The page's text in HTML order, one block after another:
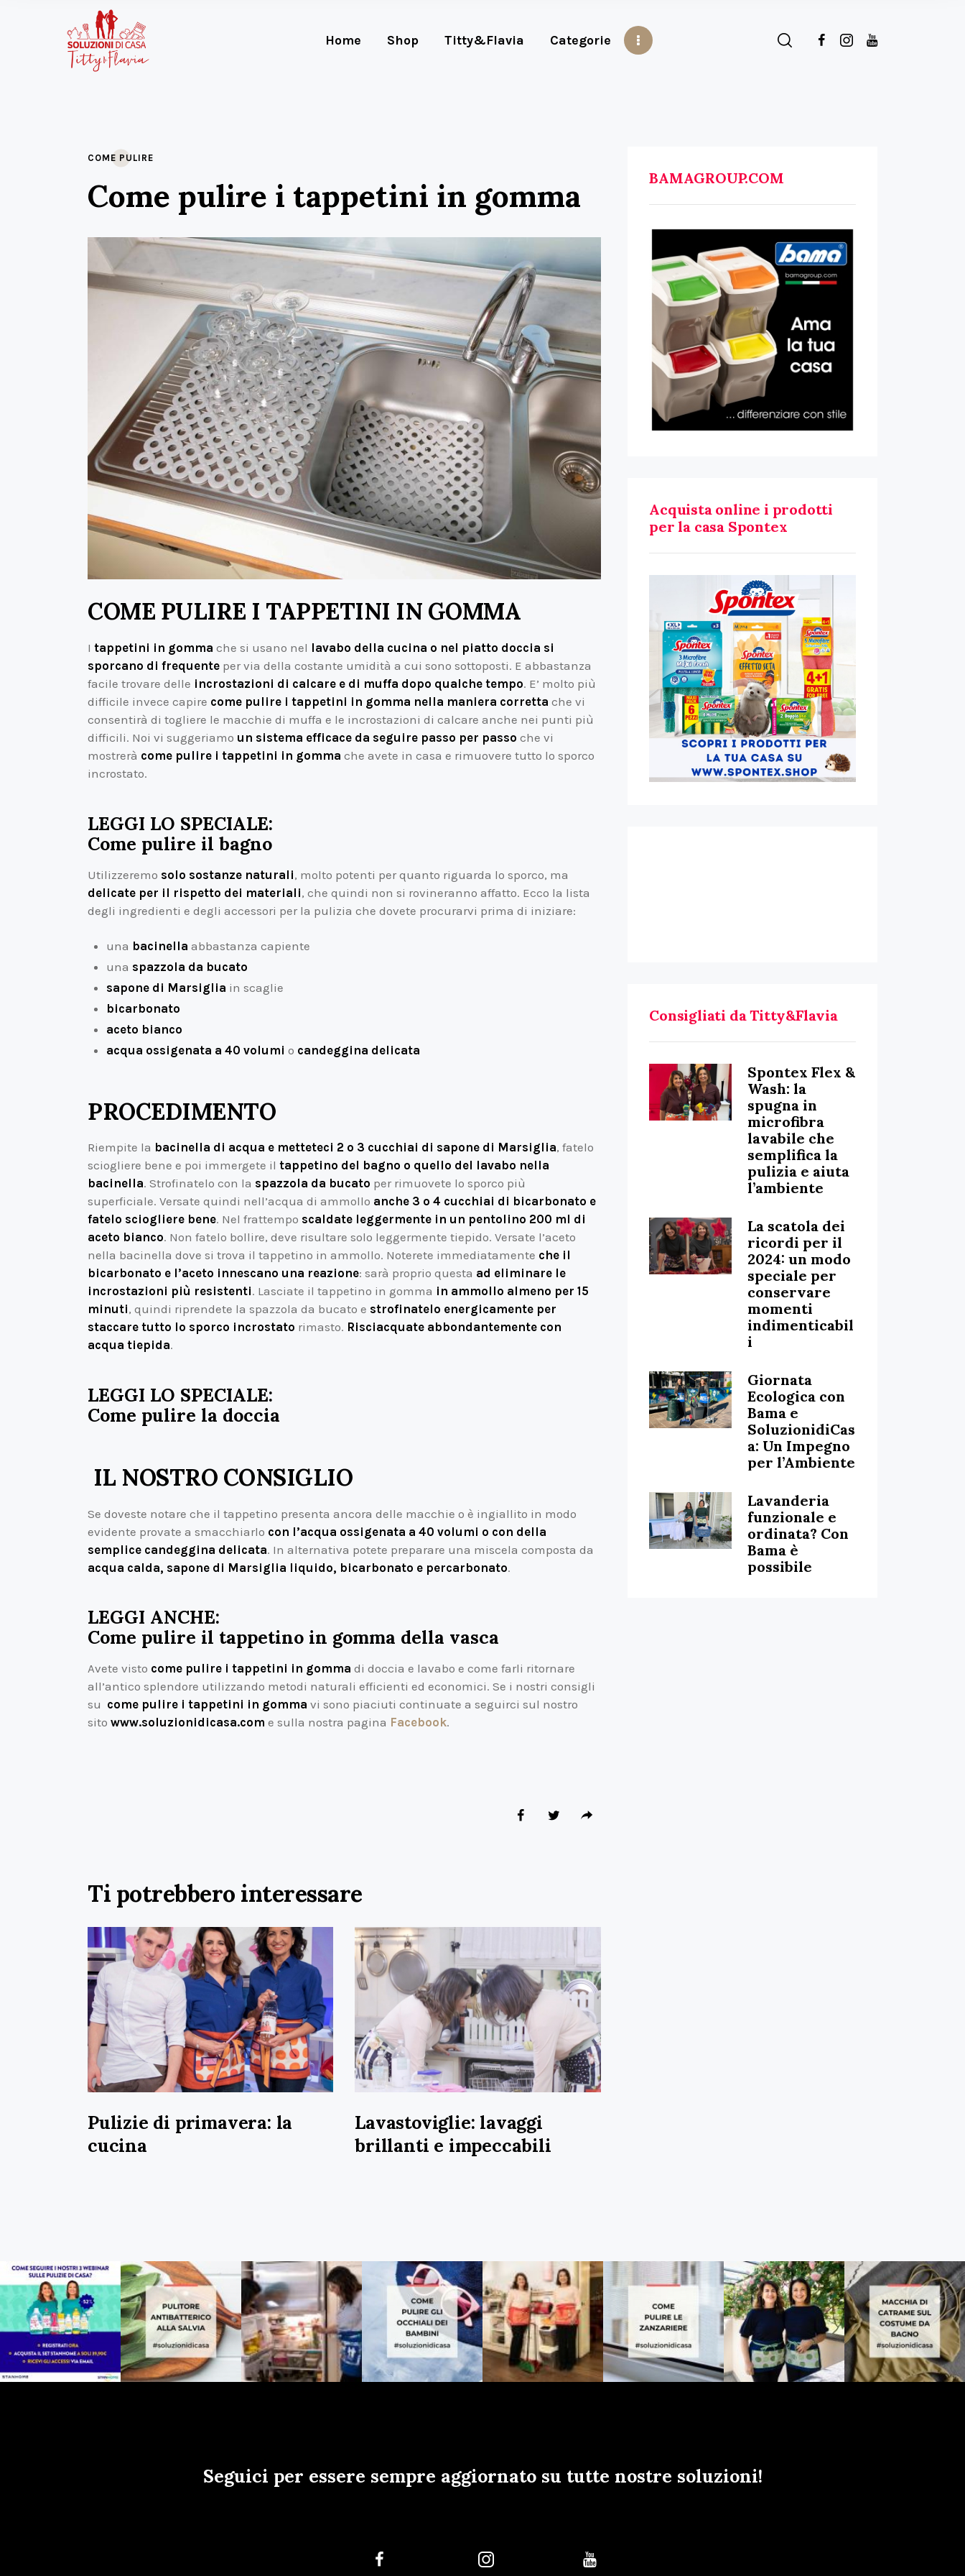
Home Shop Titty&Flavia Categorie
COME PULIRE
Come pulire i tappetini in gomma
COME PULIRE I TAPPETINI IN GOMMA
I tappetini in gomma che si usano nel lavabo della cucina o nel piatto doccia si
sporcano di frequente per via della costante umidità a cui sono sottoposti. E abbastanza
facile trovare delle incrostazioni di calcare e di muffa dopo qualche tempo. E’ molto più
difficile invece capire come pulire i tappetini in gomma nella maniera corretta che vi
consentirà di togliere le macchie di muffa e le incrostazioni di calcare anche nei punti più
difficili. Noi vi suggeriamo un sistema efficace da seguire passo per passo che vi
mostrerà come pulire i tappetini in gomma che avete in casa e rimuovere tutto lo sporco
incrostato.
LEGGI LO SPECIALE:
Come pulire il bagno
Utilizzeremo solo sostanze naturali, molto potenti per quanto riguarda lo sporco, ma
delicate per il rispetto dei materiali, che quindi non si rovineranno affatto. Ecco la lista
degli ingredienti e degli accessori per la pulizia che dovete procurarvi prima di iniziare:
una bacinella abbastanza capiente
una spazzola da bucato
sapone di Marsiglia in scaglie
bicarbonato
aceto bianco
acqua ossigenata a 40 volumi o candeggina delicata
PROCEDIMENTO
Riempite la bacinella di acqua e metteteci 2 o 3 cucchiai di sapone di Marsiglia, fatelo
sciogliere bene e poi immergete il tappetino del bagno o quello del lavabo nella
bacinella. Strofinatelo con la spazzola da bucato per rimuovete lo sporco più
superficiale. Versate quindi nell’acqua di ammollo anche 3 o 4 cucchiai di bicarbonato e
fatelo sciogliere bene. Nel frattempo scaldate leggermente in un pentolino 200 ml di
aceto bianco. Non fatelo bollire, deve risultare solo leggermente tiepido. Versate l’aceto
nella bacinella dove si trova il tappetino in ammollo. Noterete immediatamente che il
bicarbonato e l’aceto innescano una reazione: sarà proprio questa ad eliminare le
incrostazioni più resistenti. Lasciate il tappetino in gomma in ammollo almeno per 15
minuti, quindi riprendete la spazzola da bucato e strofinatelo energicamente per
staccare tutto lo sporco incrostato rimasto. Risciacquate abbondantemente con
acqua tiepida.
LEGGI LO SPECIALE:
Come pulire la doccia
IL NOSTRO CONSIGLIO
Se doveste notare che il tappetino presenta ancora delle macchie o è ingiallito in modo
evidente provate a smacchiarlo con l’acqua ossigenata a 40 volumi o con della
semplice candeggina delicata. In alternativa potete preparare una miscela composta da
acqua calda, sapone di Marsiglia liquido, bicarbonato e percarbonato.
LEGGI ANCHE:
Come pulire il tappetino in gomma della vasca
Avete visto come pulire i tappetini in gomma di doccia e lavabo e come farli ritornare
all’antico splendore utilizzando metodi naturali efficienti ed economici. Se i nostri consigli
su come pulire i tappetini in gomma vi sono piaciuti continuate a seguirci sul nostro
sito www.soluzionidicasa.com e sulla nostra pagina Facebook.
Ti potrebbero interessare
Pulizie di primavera: la
cucina
Lavastoviglie: lavaggi
brillanti e impeccabili
BAMAGROUP.COM
Acquista online i prodotti
per la casa Spontex
Consigliati da Titty&Flavia
Spontex Flex &
Wash: la
spugna in
microfibra
lavabile che
semplifica la
pulizia e aiuta
l’ambiente
La scatola dei
ricordi per il
2024: un modo
speciale per
conservare
momenti
indimenticabil
i
Giornata
Ecologica con
Bama e
SoluzionidiCas
a: Un Impegno
per l’Ambiente
Lavanderia
funzionale e
ordinata? Con
Bama è
possibile
Seguici per essere sempre aggiornato su tutte nostre soluzioni!